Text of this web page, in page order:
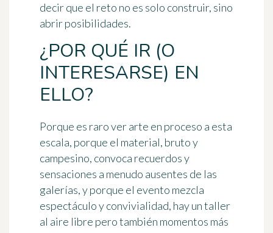
decir que el reto no es solo construir, sino
abrir posibilidades.
¿POR QUÉ IR (O
INTERESARSE) EN
ELLO?
Porque es raro ver arte en proceso a esta
escala, porque el material, bruto y
campesino, convoca recuerdos y
sensaciones a menudo ausentes de las
galerías, y porque el evento mezcla
espectáculo y convivialidad, hay un taller
al aire libre pero también momentos más